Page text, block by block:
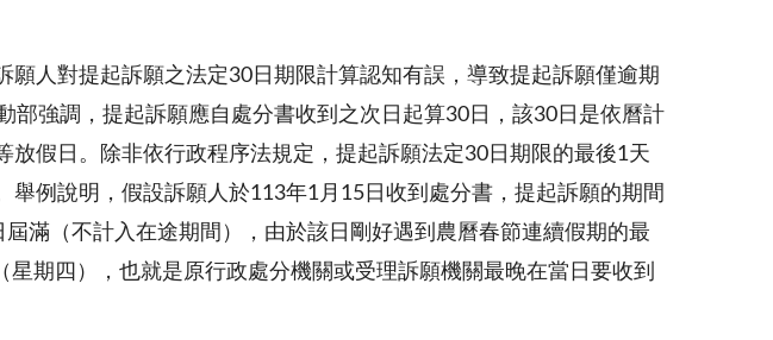
人對提起訴願之法定30日期限計算認知有誤，導致提起訴願僅逾期
部強調，提起訴願應自處分書收到之次日起算30日，該30日是依曆計
假日。除非依行政程序法規定，提起訴願法定30日期限的最後1天
例說明，假設訴願人於113年1月15日收到處分書，提起訴願的期間
滿（不計入在途期間），由於該日剛好遇到農曆春節連續假期的最
期四），也就是原行政處分機關或受理訴願機關最晚在當日要收到